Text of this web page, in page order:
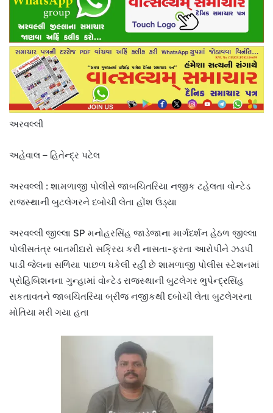
અરવલ્લી
અહેવાલ – હિતેન્દ્ર પટેલ
અરવલ્લી : શામળાજી પોલીસે જાબચિતરિયા નજીક ટહેલતા વોન્ટેડ
રાજસ્થાની બુટલેગરને દબોચી લેતા હોંશ ઉડ્યા
અરવલ્લી જીલ્લા SP મનોહરસિંહ જાડેજાના માર્ગદર્શન હેઠળ જીલ્લા
પોલીસતંત્ર બાતમીદારો સક્રિય કરી નાસતા-ફરતા આરોપીને ઝડપી
પાડી જેલના સળિયા પાછળ ધકેલી રહી છે શામળાજી પોલીસ સ્ટેશનમાં
પ્રોહિબિશનના ગુન્હામાં વોન્ટેડ રાજસ્થાની બુટલેગર ભુપેન્દ્રસિંહ
સકતાવતને જાબચિતરિયા બ્રીજ નજીકથી દબોચી લેતા બુટલેગરના
મોતિયા મરી ગયા હતા